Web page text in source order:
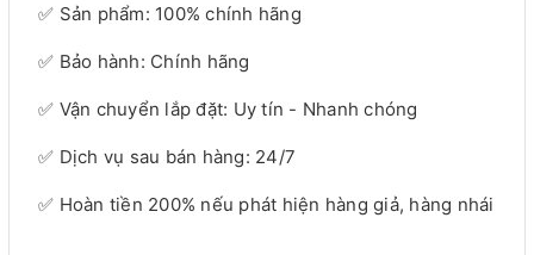
✅ Sản phẩm: 100% chính hãng
✅ Bảo hành: Chính hãng
✅ Vận chuyển lắp đặt: Uy tín - Nhanh chóng
✅ Dịch vụ sau bán hàng: 24/7
✅ Hoàn tiền 200% nếu phát hiện hàng giả, hàng nhái